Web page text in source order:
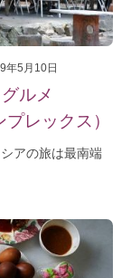
年5月10日
ルメ
レックス）
アの旅は最南端